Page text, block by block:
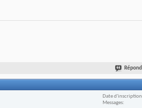
Date d'inscription
Messages